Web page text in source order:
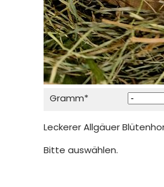
Pflichtfeld
Gramm*
Leckerer Allgäuer
Bitte auswählen.